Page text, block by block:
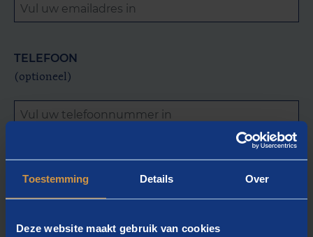
Toestemming Details Over
Deze website maakt gebruik van cookies
TELEFOON
(optioneel)
OP DE HOOGTE BLIJVEN
mij op de hoogte te houden van het